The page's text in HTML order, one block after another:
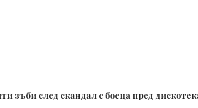
след скандал с боеца пред